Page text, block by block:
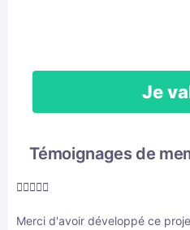
Je
Témoignages de

Merci d'avoir développé ce